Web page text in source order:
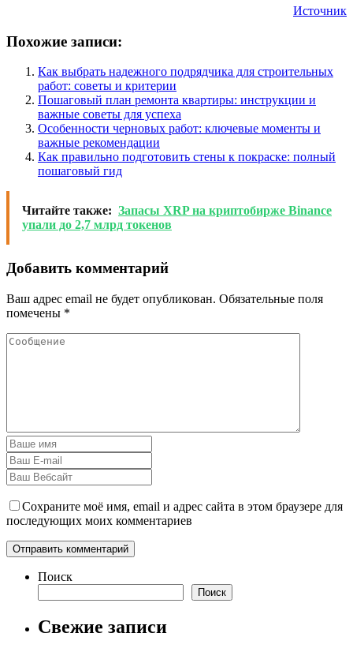
Источник
Похожие записи:
Как выбрать надежного подрядчика для строительных
работ: советы и критерии
Пошаговый план ремонта квартиры: инструкции и
важные советы для успеха
Особенности черновых работ: ключевые моменты и
важные рекомендации
Как правильно подготовить стены к покраске: полный
пошаговый гид
Читайте также: Запасы XRP на криптобирже Binance
упали до 2,7 млрд токенов
Добавить комментарий
Ваш адрес email не будет опубликован. Обязательные поля
помечены *
Сохраните моё имя, email и адрес сайта в этом браузере для
последующих моих комментариев
Поиск
Поиск
Свежие записи